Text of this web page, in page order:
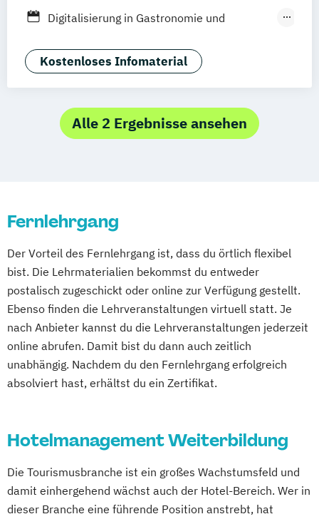
Digitalisierung in Gastronomie und
F&B Manager:in
Fachwirt:in im Gastgewerbe (IHK)
Gastronomiebetriebswirt:in
Geprüfte:r Küchenmeister:in (IHK)
Human Ressources in der Hotellerie
Nachhaltigkeit in der Hotellerie
Sport- und Gesundheitstourismus
Kostenloses Infomaterial
Alle 2 Ergebnisse ansehen
Fernlehrgang
Der Vorteil des Fernlehrgang ist, dass du örtlich flexibel
bist. Die Lehrmaterialien bekommst du entweder
postalisch zugeschickt oder online zur Verfügung gestellt.
Ebenso finden die Lehrveranstaltungen virtuell statt. Je
nach Anbieter kannst du die Lehrveranstaltungen jederzeit
online abrufen. Damit bist du dann auch zeitlich
unabhängig. Nachdem du den Fernlehrgang erfolgreich
absolviert hast, erhältst du ein Zertifikat.
Hotelmanagement Weiterbildung
Die Tourismusbranche ist ein großes Wachstumsfeld und
damit einhergehend wächst auch der Hotel-Bereich. Wer in
dieser Branche eine führende Position anstrebt, hat